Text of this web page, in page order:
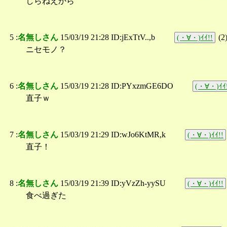
5 :名無しさん 15/03/19 21:28 ID:jExTtV..,b (・∀・)ｲｲ!! (2)
ニセモノ？
6 :名無しさん 15/03/19 21:28 ID:PYxzmGE6DO (・∀・)ｲ
直子ｗ
7 :名無しさん 15/03/19 21:29 ID:wJo6KtMR,k (・∀・)ｲｲ!!
直子！
8 :名無しさん 15/03/19 21:39 ID:yVzZh-yySU (・∀・)ｲｲ!!
食べ過ぎた